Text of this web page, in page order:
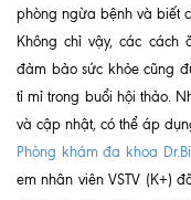
Nội soi tiêu hóa
Các gói khám sức
Gói khám sức
phòng ngừa bệnh và biết
Không chỉ vậy, các cách
đảm bảo sức khỏe cũng
tỉ mỉ trong buổi hội thảo.
và cập nhật, có thể áp
Phòng khám đa khoa
em nhân viên VSTV (K+)